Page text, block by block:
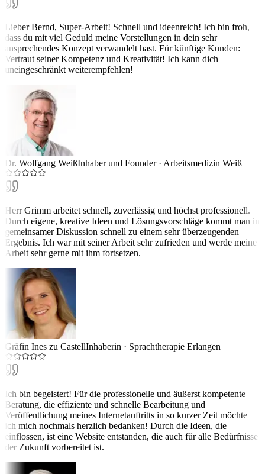
Lieber Bernd, Super-Arbeit! Schnell und ideenreich! Ich bin froh,
dass du mit viel Geduld meine Vorstellungen in dein sehr
ansprechendes Konzept verwandelt hast. Für künftige Kunden:
Vertraut seiner Kompetenz und Kreativität! Ich kann dich
uneingeschränkt weiterempfehlen!
Dr. Wolfgang WeißInhaber und Founder· Arbeitsmedizin Weiß
Herr Grimm arbeitet schnell, zuverlässig und höchst professionell.
Durch eigene, kreative Ideen und Lösungsvorschläge kommt man in
gemeinsamer Diskussion schnell zu einem sehr überzeugenden
Ergebnis. Ich war mit seiner Arbeit sehr zufrieden und werde meine
Arbeit sehr gerne mit ihm fortsetzen.
Gräfin Ines zu CastellInhaberin · Sprachtherapie Erlangen
Ich bin begeistert! Für die professionelle und äußerst kompetente
Beratung, die effiziente und schnelle Bearbeitung und
Veröffentlichung meines Internetauftritts in so kurzer Zeit möchte
ich mich nochmals herzlich bedanken! Durch die Ideen, die
einflossen, ist eine Website entstanden, die auch für alle Bedürfnisse
der Zukunft vorbereitet ist.